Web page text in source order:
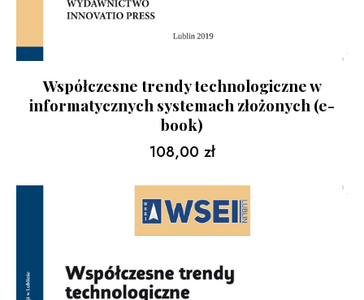
Współczesne trendy technologiczne w
informatycznych systemach złożonych (e-
book)
108,00 zł